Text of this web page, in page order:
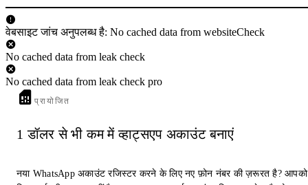
वेबसाइट जांच अनुपलब्ध है: No cached data from websiteCheck
No cached data from leak check
No cached data from leak check pro
प्रायोजित
1 डॉलर से भी कम में व्हाट्सएप अकाउंट बनाएं
नया WhatsApp अकाउंट रजिस्टर करने के लिए नए फ़ोन नंबर की ज़रूरत है? आपको